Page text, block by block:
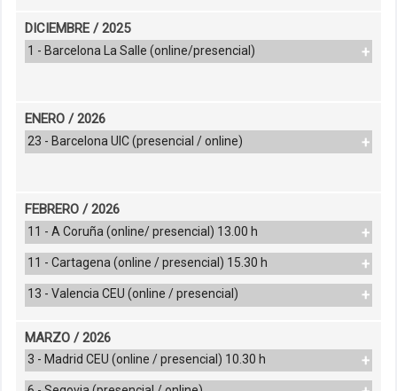
Vídeo jornada
Ponencias
Ponente: Israel Alba
Lugar:ETSA Sevilla
Ponencias
Ponencia
DICIEMBRE / 2025
1 - Barcelona La Salle (online/presencial)
Ponente:DIIR
Lugar:ETSA Barcelona La Salle
Ponencias
Ponencia
ENERO / 2026
23 - Barcelona UIC (presencial / online)
Ponente: Harquitectes
Lugar:ETSA Barcelona UIC
Programa
Vídeo jornada
Ponencias
FEBRERO / 2026
11 - A Coruña (online/ presencial) 13.00 h
Temática:Sede Cruz Roja en
Fuenlabrada, Madrid
Ponente:Israel Alba
Programa
Vídeo jornada
11 - Cartagena (online / presencial) 15.30 h
Temática:Atmósferas y ladrillos
cerámicos
Ponente:Alventosa Morell Arquitectos
Lugar:ETSA Cartagena
Programa
13 - Valencia CEU (online / presencial)
cerámica como envolvente viva en
Ingles
Ponente:AGi architects
MARZO / 2026
3 - Madrid CEU (online / presencial) 10.30 h